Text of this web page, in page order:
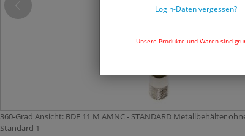
Login-Daten vergessen?
Unsere Produkte und Waren sind
360-Grad Ansicht: BDF 11 M AMNC - STANDARD Metallbehälter
Standard 1